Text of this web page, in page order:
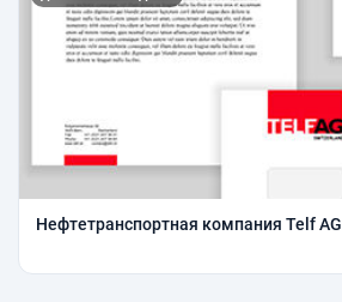
Нефтетранспортная компания Telf AG